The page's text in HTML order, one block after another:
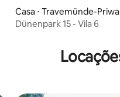
Casa ⋅ Travemünde-
Dünenpark 15 - Vila 6